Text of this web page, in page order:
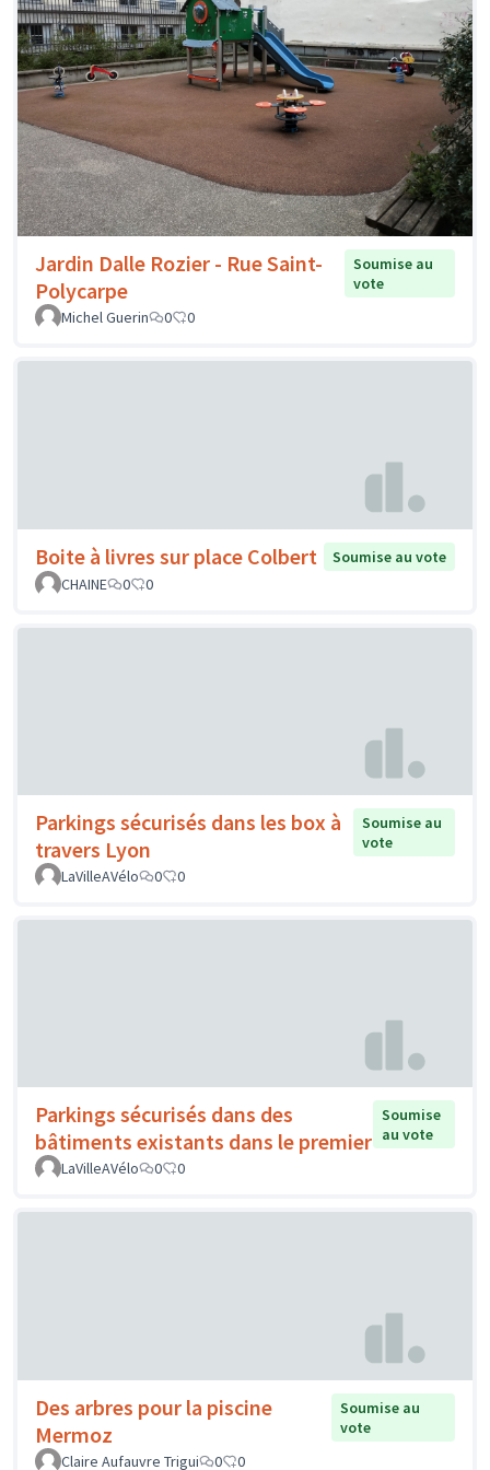
Jardin Dalle Rozier - Rue Saint-
Polycarpe
Soumise au
vote
Michel Guerin
0 0
Boite à livres sur place Colbert
Soumise au vote
CHAINE
0 0
Parkings sécurisés dans les box à
travers Lyon
Soumise au
vote
LaVilleAVélo
0 0
Parkings sécurisés dans des
bâtiments existants dans le premier
Soumise
au vote
LaVilleAVélo
0 0
Des arbres pour la piscine
Mermoz
Soumise au
vote
Claire Aufauvre Trigui
0 0